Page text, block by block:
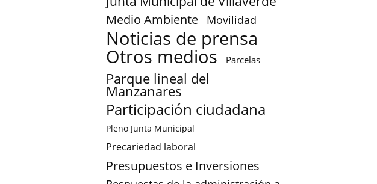
Medio Ambiente Movilidad
Noticias de prensa
Otros medios Parcelas
Parque lineal del
Manzanares
Participación ciudadana
Pleno Junta Municipal
Precariedad laboral
Presupuestos e Inversiones